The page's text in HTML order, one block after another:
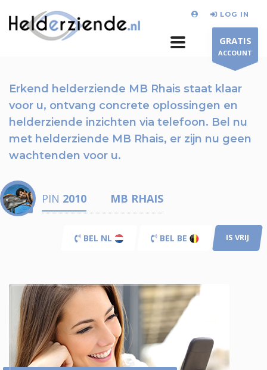
LOG IN
GRATIS
ACCOUNT
Erkend helderziende MB Rhais staat klaar
voor u, ontvang concrete oplossingen en
helderziende inzichten via telefoon. Bel nu
met helderziende MB Rhais, er zijn nu geen
wachtenden voor u.
PIN 2010 MB RHAIS
BEL NL BEL BE IS VRIJ